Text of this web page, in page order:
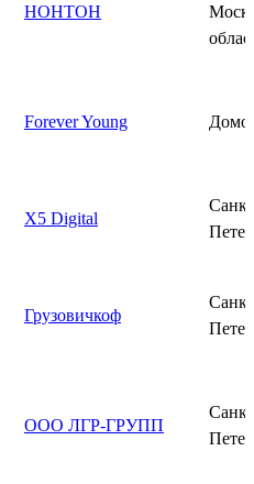
НОНТОН
Forever Young
X5 Digital
Грузовичкоф
ООО ЛГР-ГРУПП